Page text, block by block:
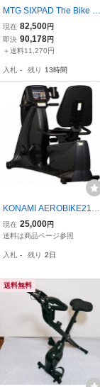
MTG SIXPAD The Bike E
X フィットネスバイク SI
XPAD CLUB専用 タブレ
ット付き トレーニング 中
現在 82,500円
即決 90,178円
＋送料11,270円
入札 - 残り 13時間
KONAMI AEROBIKE2100
Rエ アロバイク(リカン
ベントバイク) 定価53万
現在 25,000円
送料は商品ページ参照
入札 - 残り 2日
送料無料